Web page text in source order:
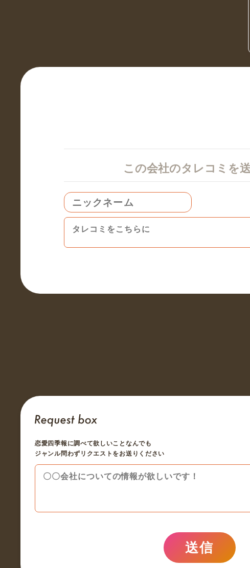
この会社のタレコミを
恋愛四季報に調べて欲しいことなんでも
ジャンル問わずリクエストをお送りください
送信